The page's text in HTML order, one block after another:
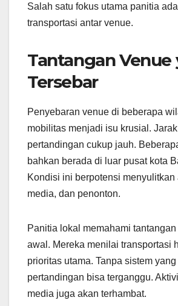
Salah satu fokus utama panitia
transportasi antar venue.
Tantangan Venue
Tersebar
Penyebaran venue di beberapa
mobilitas menjadi isu krusial.
pertandingan cukup jauh.
bahkan berada di luar pusat kota
Kondisi ini berpotensi menyulitkan
media, dan penonton.
Panitia lokal memahami
awal. Mereka menilai transportasi
prioritas utama. Tanpa sistem yang
pertandingan bisa terganggu.
media juga akan terhambat.